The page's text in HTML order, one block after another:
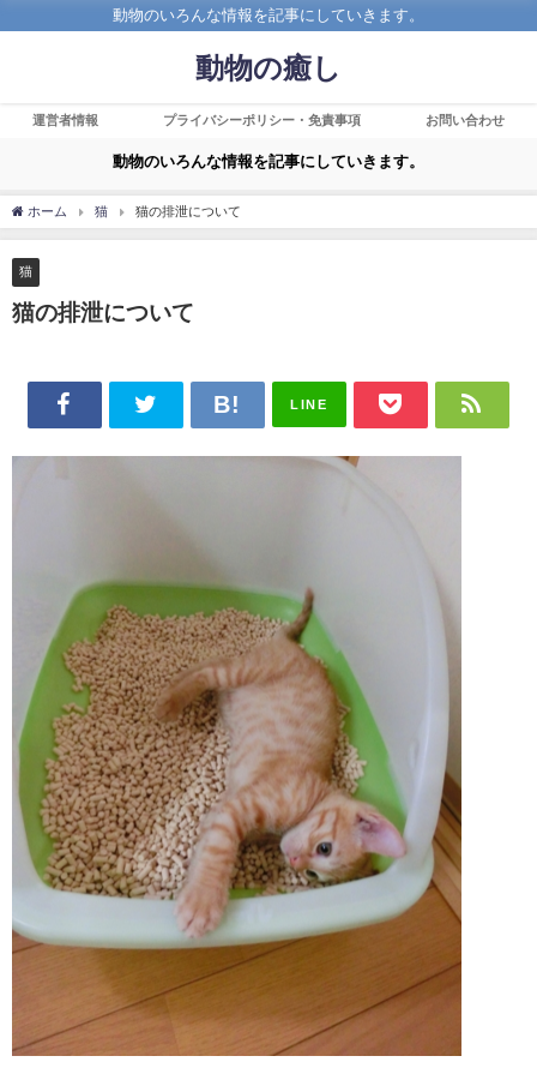
動物のいろんな情報を記事にしていきます。
動物の癒し
運営者情報 プライバシーポリシー・免責事項 お問い合わせ
動物のいろんな情報を記事にしていきます。
ホーム 猫 猫の排泄について
猫
猫の排泄について
LINE